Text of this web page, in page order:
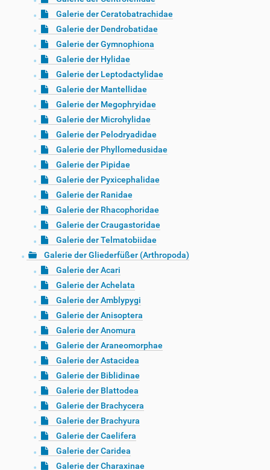
Galerie der Ceratobatrachidae
Galerie der Dendrobatidae
Galerie der Gymnophiona
Galerie der Hylidae
Galerie der Leptodactylidae
Galerie der Mantellidae
Galerie der Megophryidae
Galerie der Microhylidae
Galerie der Pelodryadidae
Galerie der Phyllomedusidae
Galerie der Pipidae
Galerie der Pyxicephalidae
Galerie der Ranidae
Galerie der Rhacophoridae
Galerie der Craugastoridae
Galerie der Telmatobiidae
Galerie der Gliederfüßer (Arthropoda)
Galerie der Acari
Galerie der Achelata
Galerie der Amblypygi
Galerie der Anisoptera
Galerie der Anomura
Galerie der Araneomorphae
Galerie der Astacidea
Galerie der Biblidinae
Galerie der Blattodea
Galerie der Brachycera
Galerie der Brachyura
Galerie der Caelifera
Galerie der Caridea
Galerie der Charaxinae